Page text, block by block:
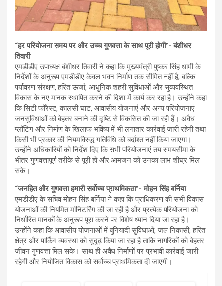
“हर परियोजना समय पर और उच्च गुणवत्ता के साथ पूरी होगी”- बंशीधर
तिवारी
एमडीडीए उपाध्यक्ष बंशीधर तिवारी ने कहा कि मुख्यमंत्री पुष्कर सिंह धामी के
निर्देशों के अनुरूप एमडीडीए केवल भवन निर्माण तक सीमित नहीं है, बल्कि
पर्यावरण संरक्षण, हरित ऊर्जा, आधुनिक शहरी सुविधाओं और सुव्यवस्थित
विकास के नए मानक स्थापित करने की दिशा में कार्य कर रहा है। उन्होंने कहा
कि सिटी फॉरेस्ट, कालसी घाट, आवासीय योजनाएं और अन्य परियोजनाएं
जनसुविधाओं को बेहतर बनाने की दृष्टि से विकसित की जा रही हैं। अवैध
प्लॉटिंग और निर्माण के खिलाफ भविष्य में भी लगातार कार्रवाई जारी रहेगी तथा
किसी भी प्रकार की नियमविरुद्ध गतिविधि को बर्दाश्त नहीं किया जाएगा।
उन्होंने अधिकारियों को निर्देश दिए कि सभी परियोजनाएं तय समयसीमा के
भीतर गुणवत्तापूर्ण तरीके से पूरी हों और आमजन को उनका लाभ शीघ्र मिल
सके।
“जनहित और गुणवत्ता हमारी सर्वोच्च प्राथमिकता”- मोहन सिंह बर्निया
एमडीडीए के सचिव मोहन सिंह बर्निया ने कहा कि प्राधिकरण की सभी विकास
योजनाओं की नियमित मॉनिटरिंग की जा रही है और प्रत्येक परियोजना को
निर्धारित मानकों के अनुरूप पूरा करने पर विशेष ध्यान दिया जा रहा है।
उन्होंने कहा कि आवासीय योजनाओं में बुनियादी सुविधाओं, जल निकासी, हरित
क्षेत्र और पार्किंग व्यवस्था को सुदृढ़ किया जा रहा है ताकि नागरिकों को बेहतर
जीवन गुणवत्ता मिल सके। साथ ही अवैध निर्माणों पर प्रभावी कार्रवाई जारी
रहेगी और नियोजित विकास को सर्वोच्च प्राथमिकता दी जाएगी।